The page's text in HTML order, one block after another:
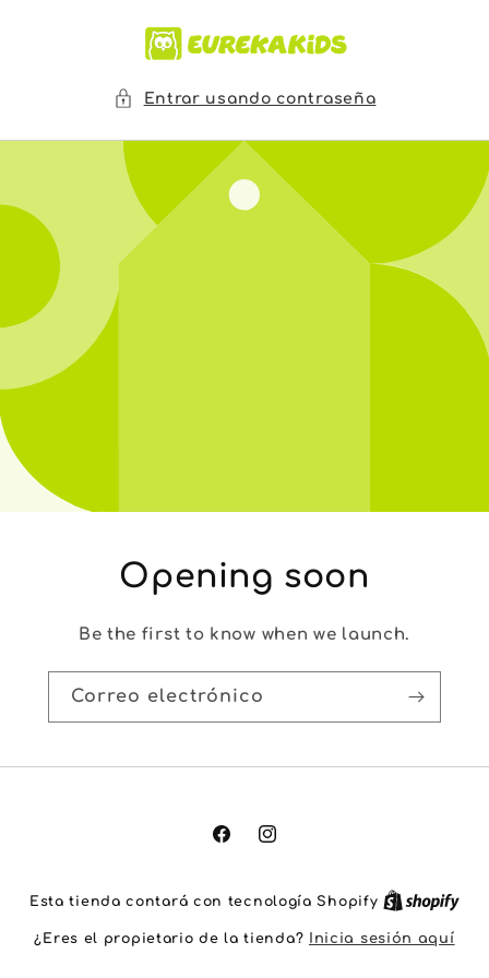
Entrar usando contraseña
Opening soon
Be the first to know when we launch.
Correo electrónico
FacebookInstagram
Esta tienda contará con tecnología Shopify
¿Eres el propietario de la tienda? Inicia sesión aquí